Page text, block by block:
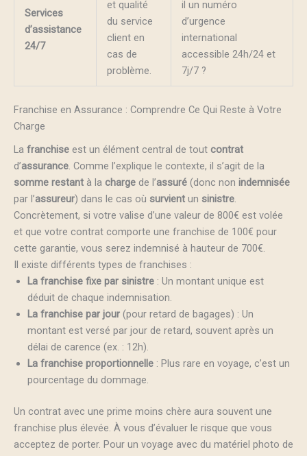
Services
d’assistance
24/7
et qualité
du service
client en
cas de
problème.
il un numéro
d’urgence
international
accessible 24h/24 et
7j/7 ?
Franchise en Assurance : Comprendre Ce Qui Reste à Votre
Charge
La franchise est un élément central de tout contrat
d’assurance. Comme l’explique le contexte, il s’agit de la
somme restant à la charge de l’assuré (donc non indemnisée
par l’assureur) dans le cas où survient un sinistre.
Concrètement, si votre valise d’une valeur de 800€ est volée
et que votre contrat comporte une franchise de 100€ pour
cette garantie, vous serez indemnisé à hauteur de 700€.
Il existe différents types de franchises :
La franchise fixe par sinistre : Un montant unique est
déduit de chaque indemnisation.
La franchise par jour (pour retard de bagages) : Un
montant est versé par jour de retard, souvent après un
délai de carence (ex. : 12h).
La franchise proportionnelle : Plus rare en voyage, c’est un
pourcentage du dommage.
Un contrat avec une prime moins chère aura souvent une
franchise plus élevée. À vous d’évaluer le risque que vous
acceptez de porter. Pour un voyage avec du matériel photo de